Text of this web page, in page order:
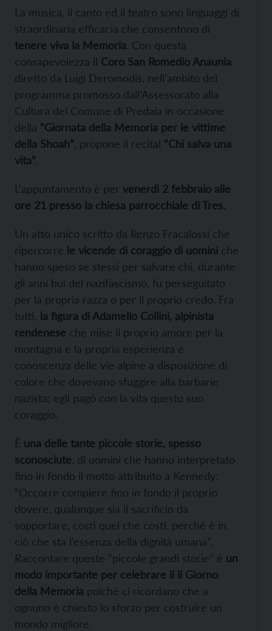
La musica, il canto ed il teatro sono linguaggi di
straordinaria efficacia che consentono di
tenere viva la Memoria. Con questa
consapevolezza il Coro San Romedio Anaunia
diretto da Luigi Deromodis, nell’ambito del
programma promosso dall’Assessorato alla
Cultura del Comune di Predaia in occasione
della “Giornata della Memoria per le vittime
della Shoah” , propone il recital “Chi salva una
vita”.
L’appuntamento è per venerdì 2 febbraio alle
ore 21 presso la chiesa parrocchiale di Tres.
Un atto unico scritto da Renzo Fracalossi che
ripercorre le vicende di coraggio di uomini che
hanno speso se stessi per salvare chi, durante
gli anni bui del nazifascismo, fu perseguitato
per la propria razza o per il proprio credo. Fra
tutti, la figura di Adamello Collini, alpinista
rendenese che mise il proprio amore per la
montagna e la propria esperienza e
conoscenza delle vie alpine a disposizione di
colore che dovevano sfuggire alla barbarie
nazista; egli pagò con la vita questo suo
coraggio.
È una delle tante piccole storie, spesso
sconosciute , di uomini che hanno interpretato
fino in fondo il motto attribuito a Kennedy:
“Occorre compiere fino in fondo il proprio
dovere, qualunque sia il sacrificio da
sopportare, costi quel che costi, perché è in
ciò che sta l’essenza della dignità umana”.
Raccontare queste “piccole grandi storie” è un
modo importante per celebrare il il Giorno
della Memoria poiché ci ricordano che a
ognuno è chiesto lo sforzo per costruire un
mondo migliore.